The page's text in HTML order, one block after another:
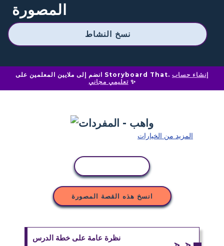
المصورة
نسخ النشاط
انضم إلى ملايين المعلمين على Storyboard That. إنشاء حساب
تعليمي مجاني✨
المزيد من الخيارات
انسخ هذه القصة المصورة
نظرة عامة على خطة الدرس